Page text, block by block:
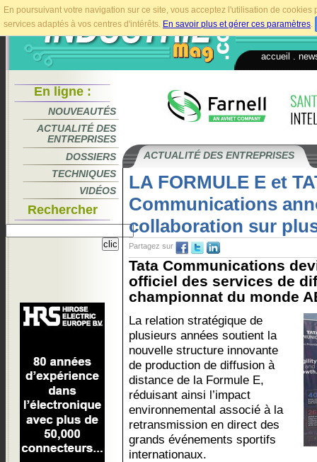
En poursuivant votre navigation sur ce site, vous acceptez l'utilisation de
services adaptés à vos centres d'intérêts. En savoir plus et gérer ces paramètres.
accueil
En ligne :
NOUVEAUTÉS
ACTUALITÉ DES
ENTREPRISES
DOSSIERS
TECHNIQUES
VIDÉOS
Rechercher
ACTUALITÉ DES ENTREPRISES
LA FORMULE E et
Communications
collaboration sur
Partagez sur
Tata Communications
officiel des services de
championnat du monde
La relation stratégique de
plusieurs années soutient la
nouvelle structure innovante
de production de diffusion à
distance de la Formule E,
réduisant ainsi l’impact
environnemental associé à la
retransmission en direct des
grands événements sportifs
internationaux.